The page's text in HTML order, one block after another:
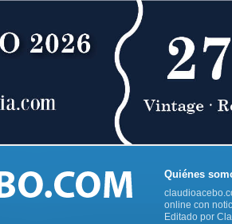
Quiénes
online con
Editado por